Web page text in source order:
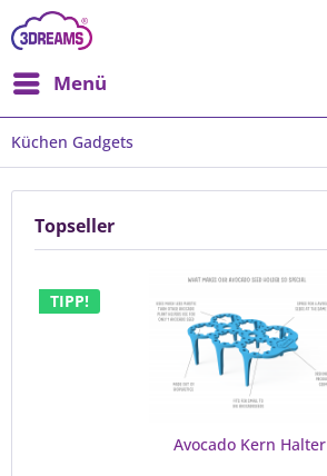
Menü
Küchen Gadgets
Topseller
TIPP!
Avocado Kern Halter